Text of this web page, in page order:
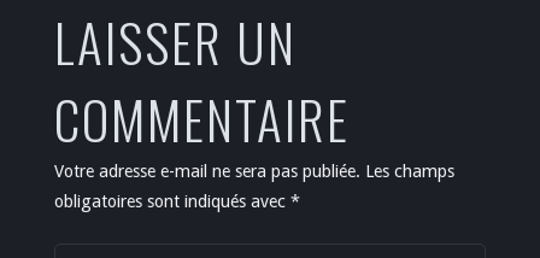
LAISSER UN
COMMENTAIRE
Votre adresse e-mail ne sera pas publiée. Les champs
obligatoires sont indiqués avec *